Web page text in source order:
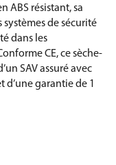
ABS résistant, sa
de sécurité
dans les
CE, ce sèche-
SAV assuré avec
d’une garantie de 1